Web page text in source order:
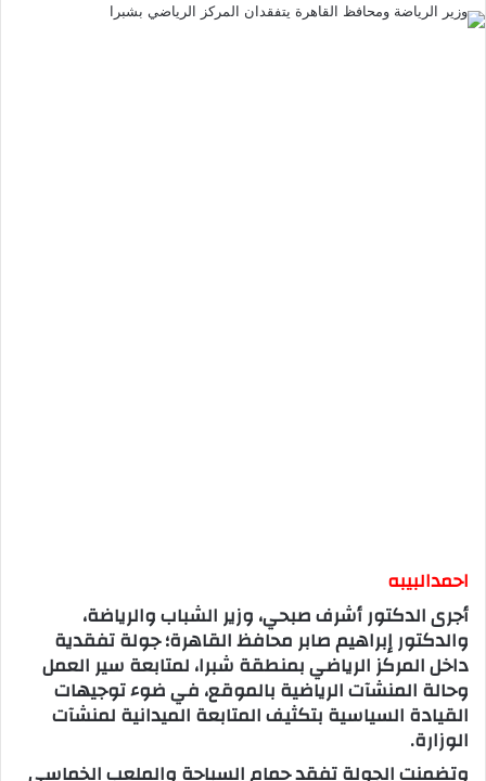
احمدالبيبه
أجرى الدكتور أشرف صبحي، وزير الشباب والرياضة،
والدكتور إبراهيم صابر محافظ القاهرة؛ جولة تفقدية
داخل المركز الرياضي بمنطقة شبرا، لمتابعة سير العمل
وحالة المنشآت الرياضية بالموقع، في ضوء توجيهات
القيادة السياسية بتكثيف المتابعة الميدانية لمنشآت
الوزارة.
وتضمنت الجولة تفقد حمام السباحة والملعب الخماسي